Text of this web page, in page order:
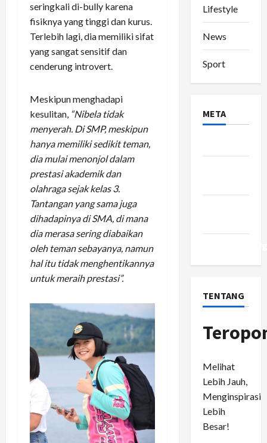
seringkali di-bully karena
fisiknya yang tinggi dan kurus.
Terlebih lagi, dia memiliki sifat
yang sangat sensitif dan
cenderung introvert.
Meskipun menghadapi
kesulitan, “Nibela tidak
menyerah. Di SMP, meskipun
hanya memiliki sedikit teman,
dia mulai menonjol dalam
prestasi akademik dan
olahraga sejak kelas 3.
Tantangan yang sama juga
dihadapinya di SMA, di mana
dia merasa sering diabaikan
oleh teman sebayanya, namun
hal itu tidak menghentikannya
untuk meraih prestasi”.
Lifestyle
News
Sport
META
TENTANG
Melihat
Lebih Jauh,
Menginspirasi
Lebih
Besar!